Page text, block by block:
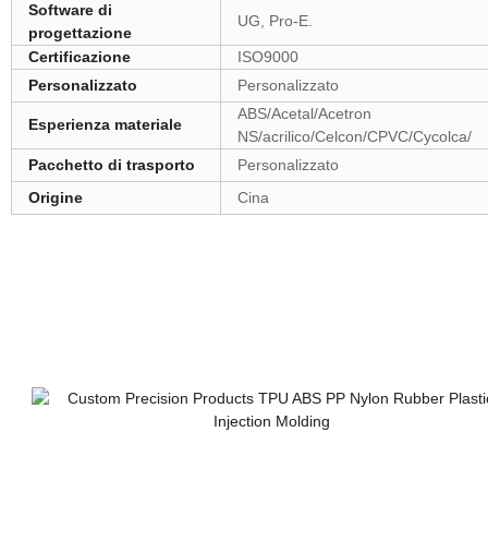
Software di
progettazione
UG, Pro-E.
Certificazione
ISO9000
Personalizzato
Personalizzato
Esperienza materiale
ABS/Acetal/Acetron
NS/acrilico/Celcon/CPVC/Cycolca/
Pacchetto di trasporto
Personalizzato
Origine
Cina